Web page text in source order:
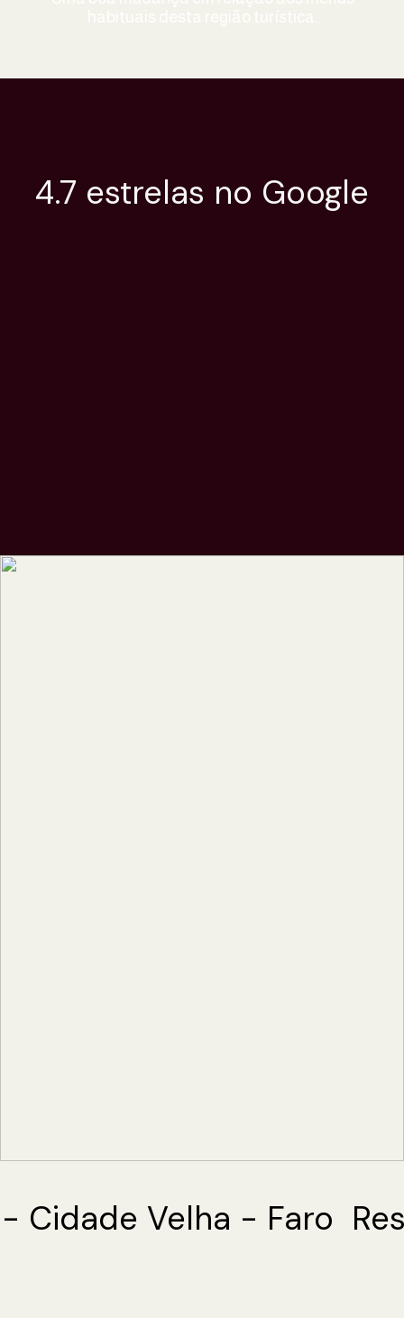
4.7 estrelas no Google
Cidade Velha - Faro